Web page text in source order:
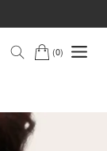
0